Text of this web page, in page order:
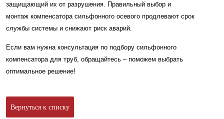
защищающий их от разрушения. Правильный выбор и
монтаж компенсатора сильфонного осевого продлевают срок
службы системы и снижают риск аварий.
Если вам нужна консультация по подбору сильфонного
компенсатора для труб, обращайтесь – поможем выбрать
оптимальное решение!
Вернуться к списку